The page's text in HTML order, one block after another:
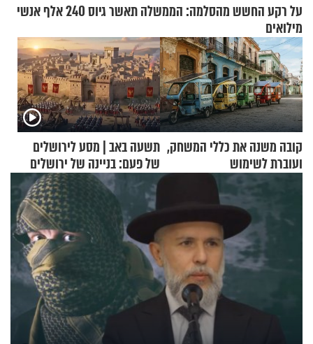
על רקע החשש מהסלמה: הממשלה תאשר גיוס 240 אלף אנשי
מילואים
קובה משנה את כללי המשחק,
ועוברת לשימוש
בתלת־אופנועים סולאריים
תשעה באב | מסע לירושלים
של פעם: בניינה של ירושלים